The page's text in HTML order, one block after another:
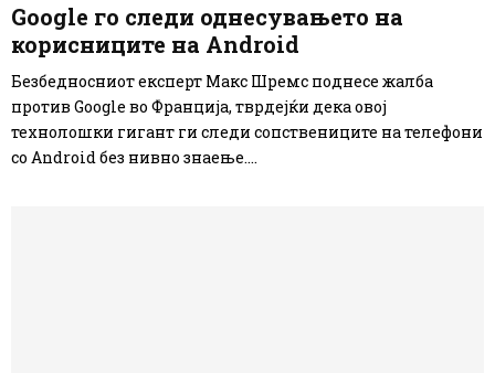
Google го следи однесувањето на
корисниците на Android
Безбедносниот експерт Макс Шремс поднесе жалба
против Google во Франција, тврдејќи дека овој
технолошки гигант ги следи сопствениците на телефони
со Android без нивно знаење....